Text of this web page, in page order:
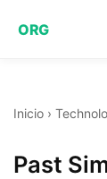
ORG
Inicio ›
Past